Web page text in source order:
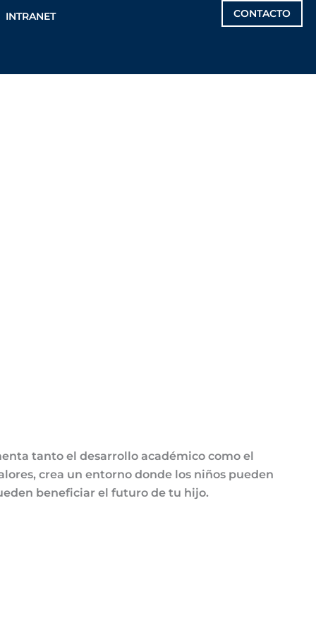
INTRANET CONTACTO
tanto el desarrollo académico como el
crea un entorno donde los niños pueden
beneficiar el futuro de tu hijo.